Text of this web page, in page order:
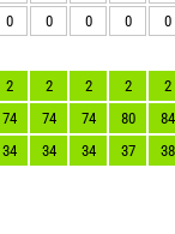
0 0 0 0 0
2 2 2 2
2
74 74 74 80
84
34 34 34 37 38